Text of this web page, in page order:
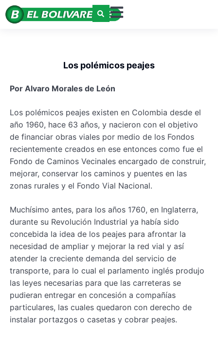
Los polémicos peajes
Por Alvaro Morales de León
Los polémicos peajes existen en Colombia desde el
año 1960, hace 63 años, y nacieron con el objetivo
de financiar obras viales por medio de los Fondos
recientemente creados en ese entonces como fue el
Fondo de Caminos Vecinales encargado de construir,
mejorar, conservar los caminos y puentes en las
zonas rurales y el Fondo Vial Nacional.
Muchísimo antes, para los años 1760, en Inglaterra,
durante su Revolución Industrial ya había sido
concebida la idea de los peajes para afrontar la
necesidad de ampliar y mejorar la red vial y así
atender la creciente demanda del servicio de
transporte, para lo cual el parlamento inglés produjo
las leyes necesarias para que las carreteras se
pudieran entregar en concesión a compañías
particulares, las cuales quedaron con derecho de
instalar portazgos o casetas y cobrar peajes.